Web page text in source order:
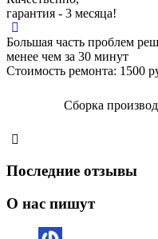
гарантия - 3 месяца!
Большая часть проблем
менее чем за 30 минут
Стоимость ремонта: 1500
Сборка
Последние отзывы
О нас пишут